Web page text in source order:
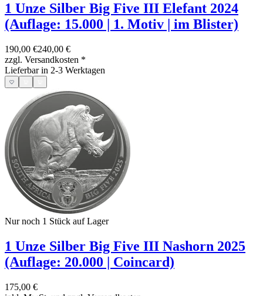
1 Unze Silber Big Five III Elefant 2024
(Auflage: 15.000 | 1. Motiv | im Blister)
190,00 €240,00 €
zzgl. Versandkosten *
Lieferbar in 2-3 Werktagen
Nur noch 1 Stück auf Lager
1 Unze Silber Big Five III Nashorn 2025
(Auflage: 20.000 | Coincard)
175,00 €